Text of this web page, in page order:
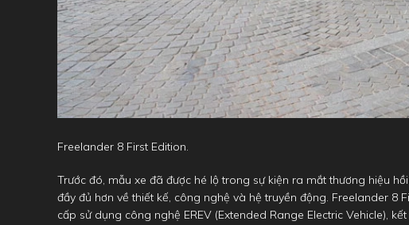
Freelander 8 First Edition.
Trước đó, mẫu xe đã được hé lộ trong sự kiện ra mắt thương hiệu
đầy đủ hơn về thiết kế, công nghệ và hệ truyền động. Freelander 8
cấp sử dụng công nghệ EREV (Extended Range Electric Vehicle),